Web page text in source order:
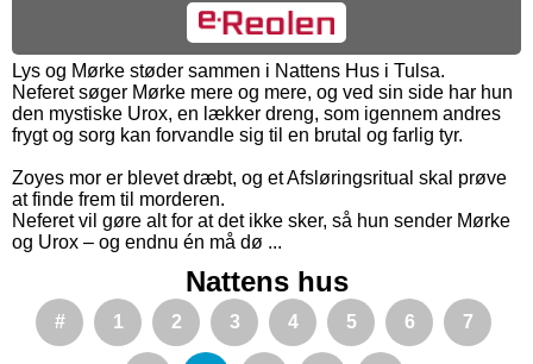
Lys og Mørke støder sammen i Nattens Hus i Tulsa.
Neferet søger Mørke mere og mere, og ved sin side har hun
den mystiske Urox, en lækker dreng, som igennem andres
frygt og sorg kan forvandle sig til en brutal og farlig tyr.
Zoyes mor er blevet dræbt, og et Afsløringsritual skal prøve
at finde frem til morderen.
Neferet vil gøre alt for at det ikke sker, så hun sender Mørke
og Urox – og endnu én må dø ...
Nattens hus
# 1 2 3 4 5 6 7